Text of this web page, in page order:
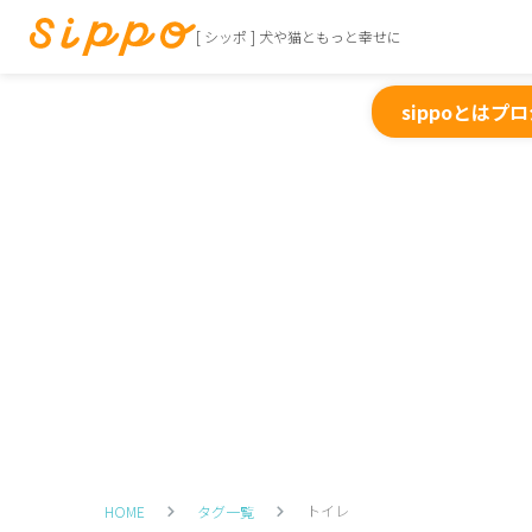
[ シッポ ] 犬や猫ともっと幸せに
sippoとはプ
HOME タグ一覧 トイレ